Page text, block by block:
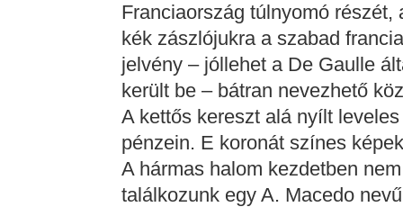
Franciaország túlnyomó
kék zászlójukra a szabad
jelvény – jóllehet a De Gaulle
került be – bátran nevezhető
A kettős kereszt alá nyílt
pénzein. E koronát színes
A hármas halom kezdetben
találkozunk egy A. Macedo